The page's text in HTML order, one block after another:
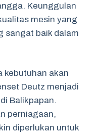
Keunggulan
mesin yang
sangat baik dalam
kebutuhan akan
Deutz menjadi
Balikpapan.
perniagaan,
diperlukan untuk